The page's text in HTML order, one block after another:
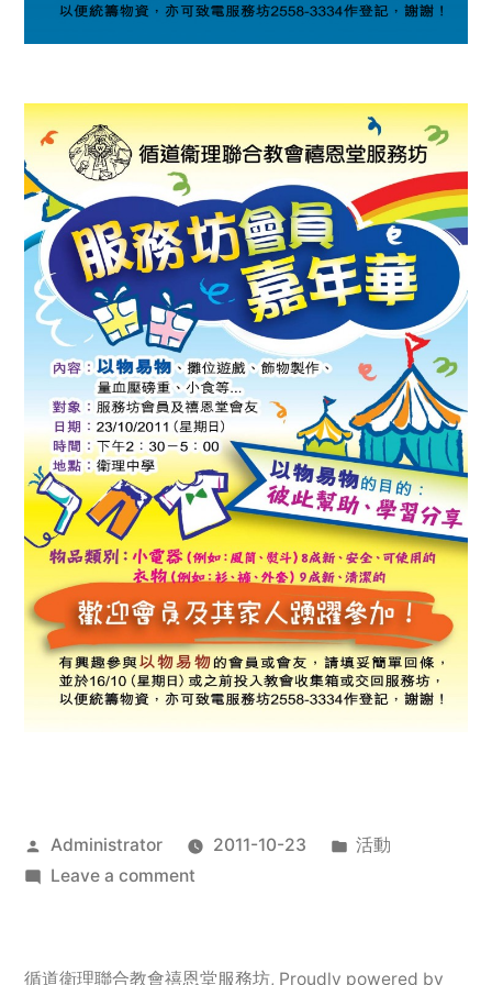
Posted
by
Administrator 2011-10-23
Posted
活動
Leave a commenton
服
循道衛理聯合教會禧恩堂服務坊, Proudly powered by